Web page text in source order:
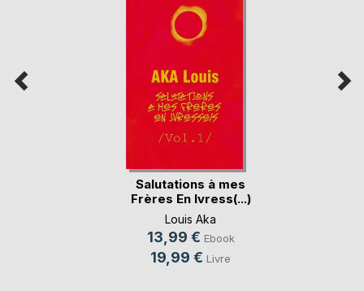
Salutations à mes
Frères En Ivress(...)
Louis Aka
13,99 € Ebook
19,99 € Livre